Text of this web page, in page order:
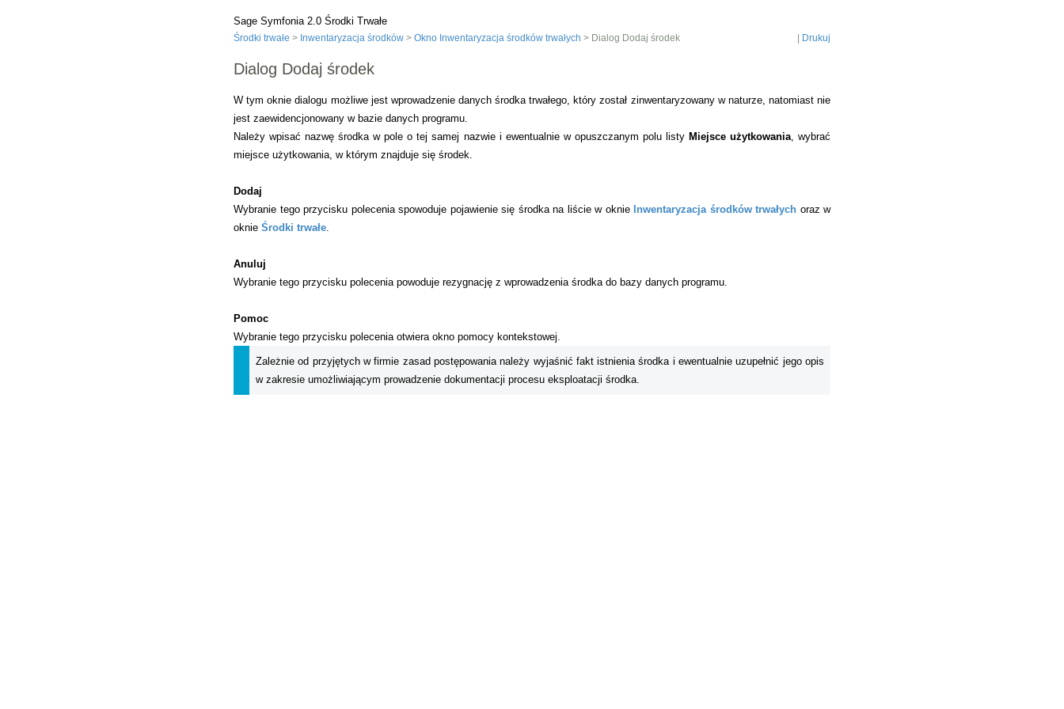
Sage Symfonia 2.0 Środki Trwałe
Środki trwałe > Inwentaryzacja środków > Okno Inwentaryzacja środków trwałych > Dialog Dodaj środek Drukuj
Dialog Dodaj środek
W tym oknie dialogu możliwe jest wprowadzenie danych środka trwałego, który został zinwentaryzowany w naturze, natomiast nie
jest zaewidencjonowany w bazie danych programu.
Należy wpisać nazwę środka w pole o tej samej nazwie i ewentualnie w opuszczanym polu listy Miejsce użytkowania, wybrać
miejsce użytkowania, w którym znajduje się środek.
Dodaj
Wybranie tego przycisku polecenia spowoduje pojawienie się środka na liście w oknie Inwentaryzacja środków trwałych oraz w
oknie Środki trwałe.
Anuluj
Wybranie tego przycisku polecenia powoduje rezygnację z wprowadzenia środka do bazy danych programu.
Pomoc
Wybranie tego przycisku polecenia otwiera okno pomocy kontekstowej.
Zależnie od przyjętych w firmie zasad postępowania należy wyjaśnić fakt istnienia środka i ewentualnie uzupełnić jego opis
w zakresie umożliwiającym prowadzenie dokumentacji procesu eksploatacji środka.